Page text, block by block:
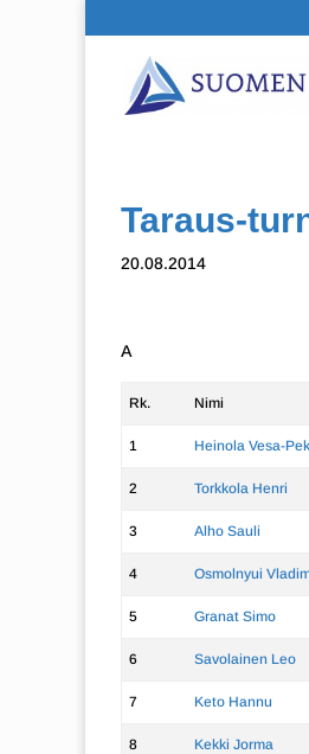
Taraus-
20.08.2014
A
Rk. Nimi
1 Heinola Vesa-
2 Torkkola Henri
3 Alho Sauli
4 Osmolnyui
5 Granat Simo
6 Savolainen Leo
7 Keto Hannu
8 Kekki Jorma